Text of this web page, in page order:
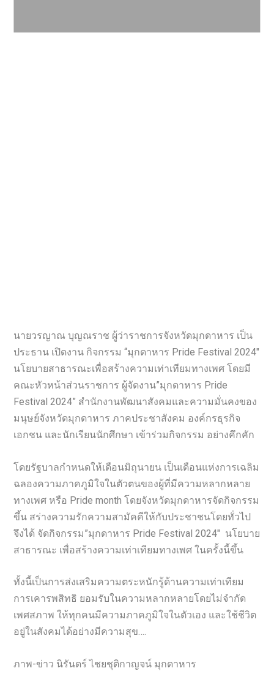
นายวรญาณ บุญณราช ผู้ว่าราชการจังหวัดมุกดาหาร เป็น
ประธาน เปิดงาน กิจกรรม “มุกดาหาร Pride Festival 2024″
นโยบายสาธารณะเพื่อสร้างความเท่าเทียมทางเพศ โดยมี
คณะหัวหน้าส่วนราชการ ผู้จัดงาน”มุกดาหาร Pride
Festival 2024” สำนักงานพัฒนาสังคมและความมั่นคงของ
มนุษย์จังหวัดมุกดาหาร ภาคประชาสังคม องค์กรธุรกิจ
เอกชน และนักเรียนนักศึกษา เข้าร่วมกิจกรรม อย่างคึกคัก
โดยรัฐบาลกำหนดให้เดือนมิถุนายน เป็นเดือนแห่งการเฉลิม
ฉลองความภาคภูมิใจในตัวตนของผู้ที่มีความหลากหลาย
ทางเพศ หรือ Pride month โดยจังหวัดมุกดาหารจัดกิจกรรม
ขึ้น สร่างความรักความสามัคคีให้กับประชาชนโดยทั่วไป
จึงได้ จัดกิจกรรม”มุกดาหาร Pride Festival 2024″ นโยบาย
สาธารณะ เพื่อสร้างความเท่าเทียมทางเพศ ในครั้งนี้ขึ้น
ทั้งนี้เป็นการส่งเสริมความตระหนักรู้ด้านความเท่าเทียม
การเคารพสิทธิ ยอมรับในความหลากหลายโดยไม่จำกัด
เพศสภาพ ให้ทุกคนมีความภาคภูมิใจในตัวเอง และใช้ชีวิต
อยู่ในสังคมได้อย่างมีความสุข….
ภาพ-ข่าว นิรันดร์ ไชยชุติกาญจน์ มุกดาหาร